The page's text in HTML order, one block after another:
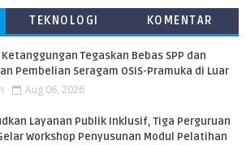
TEKNOLOGI
KOMENTAR
Ketanggungan Tegaskan Bebas SPP dan
Pembelian Seragam OSIS-Pramuka di Luar
Aug 06, 2026
Layanan Publik Inklusif, Tiga Perguruan
Workshop Penyusunan Modul Pelatihan